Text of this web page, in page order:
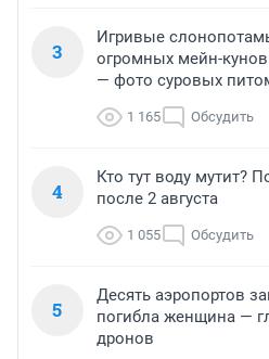
3
Игривые
огромных мейн-
— фото суровых
1 165 Обсудить
4
Кто тут воду мутит?
после 2 августа
1 055 Обсудить
5
Десять аэропортов
погибла женщина —
дронов